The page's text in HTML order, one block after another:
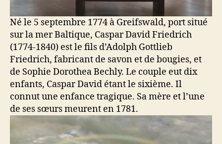
Né le 5 septembre 1774 à Greifswald, port situé
sur la mer Baltique, Caspar David Friedrich
(1774-1840) est le fils d’Adolph Gottlieb
Friedrich, fabricant de savon et de bougies, et
de Sophie Dorothea Bechly. Le couple eut dix
enfants, Caspar David étant le sixième. Il
connut une enfance tragique. Sa mère et l’une
de ses sœurs meurent en 1781.